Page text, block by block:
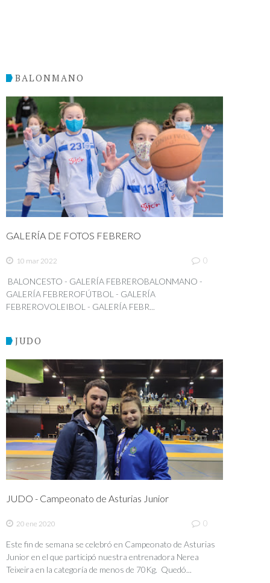
BALONMANO
GALERÍA DE FOTOS FEBRERO
10 mar 2022 0
BALONCESTO - GALERÍA FEBREROBALONMANO -
GALERÍA FEBREROFÚTBOL - GALERÍA
FEBREROVOLEIBOL - GALERÍA FEBR...
JUDO
JUDO - Campeonato de Asturias Junior
20 ene 2020 0
Este fin de semana se celebró en Campeonato de Asturias
Junior en el que participó nuestra entrenadora Nerea
Teixeira en la categoría de menos de 70Kg. Quedó...